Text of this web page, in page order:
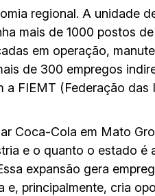
regional. A unidade
mais de 1000 postos
em operação,
de 300 empregos
a FIEMT (Federação das
Coca-Cola em Mato
e o quanto o estado é
expansão gera
e, principalmente, cria